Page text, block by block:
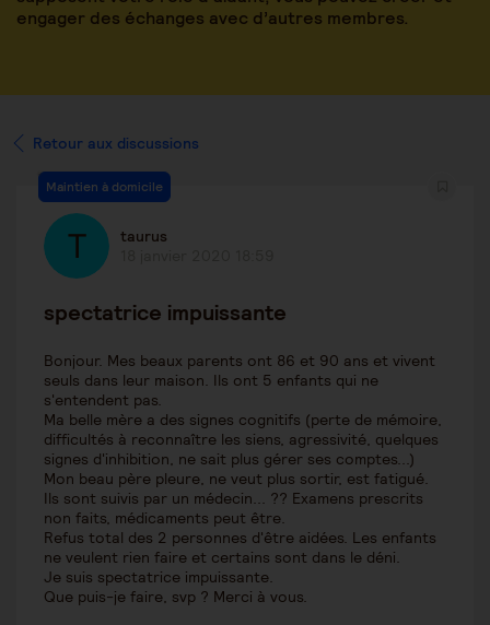
engager des échanges avec d’autres membres.
Retour aux discussions
Maintien à domicile
taurus
spectatrice impuissante
Bonjour. Mes beaux parents ont 86 et 90 ans et vivent
seuls dans leur maison. Ils ont 5 enfants qui ne
s'entendent pas.
Ma belle mère a des signes cognitifs (perte de mémoire,
difficultés à reconnaître les siens, agressivité, quelques
signes d'inhibition, ne sait plus gérer ses comptes...)
Mon beau père pleure, ne veut plus sortir, est fatigué.
Ils sont suivis par un médecin... ?? Examens prescrits
non faits, médicaments peut être.
Refus total des 2 personnes d'être aidées. Les enfants
ne veulent rien faire et certains sont dans le déni.
Je suis spectatrice impuissante.
Que puis-je faire, svp ? Merci à vous.